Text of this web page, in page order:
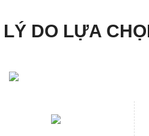
LÝ DO LỰA